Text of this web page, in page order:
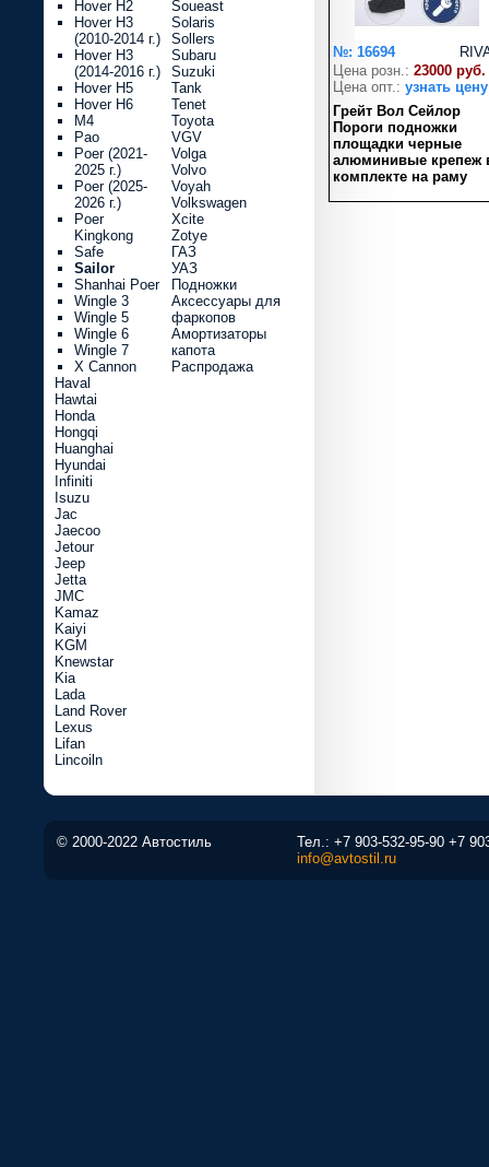
№: 16694
Цена розн.: 23000 руб.
Цена опт.: узнать цену
Грейт Вол Сейлор
Пороги подножки
площадки черные
алюминивые крепеж
комплекте на раму
Hover H2
Hover H3
(2010-2014 г.)
Hover H3
(2014-2016 г.)
Hover H5
Hover H6
M4
Pao
Poer (2021-
2025 г.)
Poer (2025-
2026 г.)
Poer
Kingkong
Safe
Sailor
Shanhai Poer
Wingle 3
Wingle 5
Wingle 6
Wingle 7
X Cannon
Haval
Hawtai
Honda
Hongqi
Huanghai
Hyundai
Infiniti
Isuzu
Jac
Jaecoo
Jetour
Jeep
Jetta
JMC
Kamaz
Kaiyi
KGM
Knewstar
Kia
Lada
Land Rover
Lexus
Lifan
Lincoiln
Soueast
Solaris
Sollers
Subaru
Suzuki
Tank
Tenet
Toyota
VGV
Volga
Volvo
Voyah
Volkswagen
Xcite
Zotye
ГАЗ
УАЗ
Подножки
Аксессуары для
фаркопов
Амортизаторы
капота
Распродажа
© 2000-2022 Автостиль Тел.: +7 903-532-95-90 +7
info@avtostil.ru